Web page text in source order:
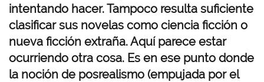
intentando hacer. Tampoco resulta suficiente
clasificar sus novelas como ciencia ficción o
nueva ficción extraña. Aquí parece estar
ocurriendo otra cosa. Es en ese punto donde
la noción de posrealismo (empujada por el